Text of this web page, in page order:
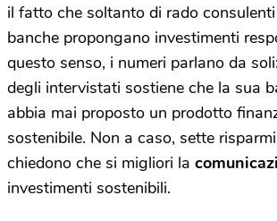
il fatto che soltanto di rado
banche propongano investimenti
questo senso, i numeri parlano da
degli intervistati sostiene che la sua
abbia mai proposto un prodotto
sostenibile. Non a caso, sette
chiedono che si migliori la
investimenti sostenibili.